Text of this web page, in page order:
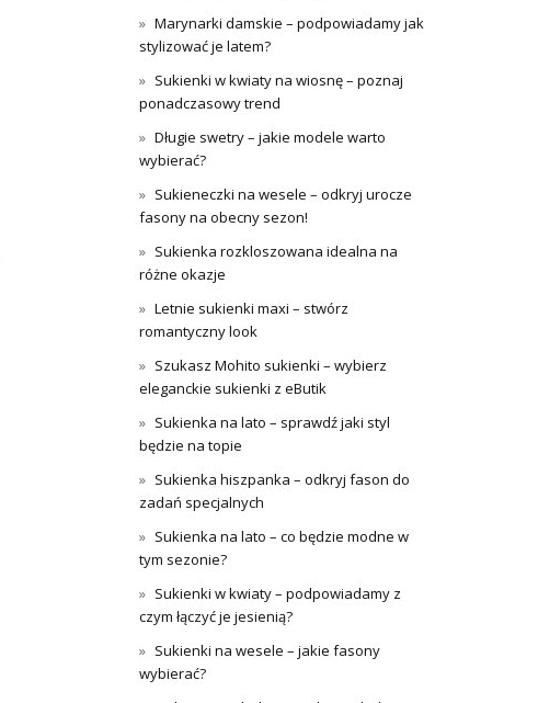
Marynarki damskie – podpowiadamy jak
stylizować je latem?
Sukienki w kwiaty na wiosnę – poznaj
ponadczasowy trend
Długie swetry – jakie modele warto
wybierać?
Sukieneczki na wesele – odkryj urocze
fasony na obecny sezon!
Sukienka rozkloszowana idealna na
różne okazje
Letnie sukienki maxi – stwórz
romantyczny look
Szukasz Mohito sukienki – wybierz
eleganckie sukienki z eButik
Sukienka na lato – sprawdź jaki styl
będzie na topie
Sukienka hiszpanka – odkryj fason do
zadań specjalnych
Sukienka na lato – co będzie modne w
tym sezonie?
Sukienki w kwiaty – podpowiadamy z
czym łączyć je jesienią?
Sukienki na wesele – jakie fasony
wybierać?